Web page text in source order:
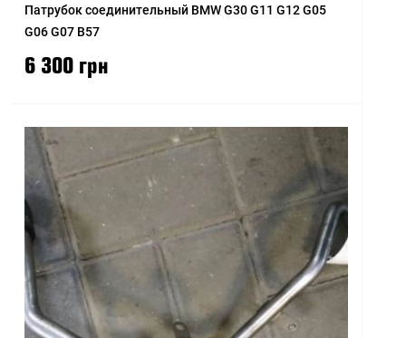
Патрубок соединительный BMW G30 G11 G12 G05
G06 G07 B57
6 300 грн